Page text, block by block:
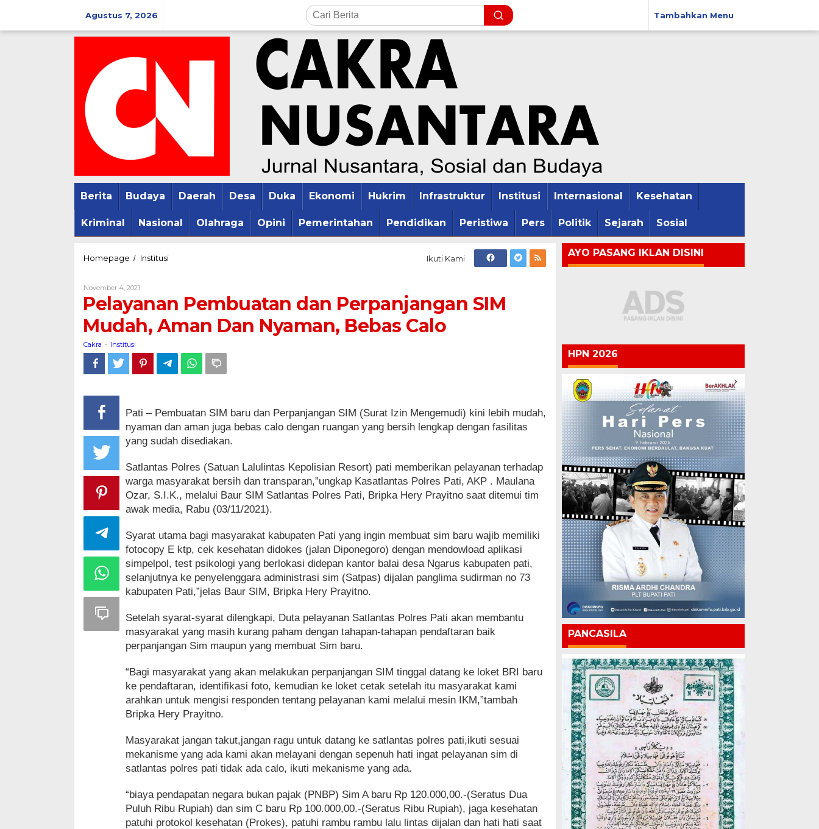
konten
Agustus 7, 2026 Tambahkan Menu
Berita Budaya Daerah Desa Duka Ekonomi Hukrim Infrastruktur Institusi Internasional Kesehatan
Kriminal Nasional Olahraga Opini Pemerintahan Pendidikan Peristiwa Pers Politik Sejarah Sosial
Homepage / InstitusiPelayanan
SIM
Aman
Nyaman,
Bebas
Ikuti Kami
November 4, 2021
Pelayanan Pembuatan dan Perpanjangan SIM
Mudah, Aman Dan Nyaman, Bebas Calo
Cakra - Institusi
Pati – Pembuatan SIM baru dan Perpanjangan SIM (Surat Izin Mengemudi) kini lebih mudah,
nyaman dan aman juga bebas calo dengan ruangan yang bersih lengkap dengan fasilitas
yang sudah disediakan.
Satlantas Polres (Satuan Lalulintas Kepolisian Resort) pati memberikan pelayanan terhadap
warga masyarakat bersih dan transparan,”ungkap Kasatlantas Polres Pati, AKP . Maulana
Ozar, S.I.K., melalui Baur SIM Satlantas Polres Pati, Bripka Hery Prayitno saat ditemui tim
awak media, Rabu (03/11/2021).
Syarat utama bagi masyarakat kabupaten Pati yang ingin membuat sim baru wajib memiliki
fotocopy E ktp, cek kesehatan didokes (jalan Diponegoro) dengan mendowload aplikasi
simpelpol, test psikologi yang berlokasi didepan kantor balai desa Ngarus kabupaten pati,
selanjutnya ke penyelenggara administrasi sim (Satpas) dijalan panglima sudirman no 73
kabupaten Pati,”jelas Baur SIM, Bripka Hery Prayitno.
Setelah syarat-syarat dilengkapi, Duta pelayanan Satlantas Polres Pati akan membantu
masyarakat yang masih kurang paham dengan tahapan-tahapan pendaftaran baik
perpanjangan Sim maupun yang membuat Sim baru.
“Bagi masyarakat yang akan melakukan perpanjangan SIM tinggal datang ke loket BRI baru
ke pendaftaran, identifikasi foto, kemudian ke loket cetak setelah itu masyarakat kami
arahkan untuk mengisi responden tentang pelayanan kami melalui mesin IKM,”tambah
Bripka Hery Prayitno.
Masyarakat jangan takut,jangan ragu untuk datang ke satlantas polres pati,ikuti sesuai
mekanisme yang ada kami akan melayani dengan sepenuh hati ingat pelayanan sim di
satlantas polres pati tidak ada calo, ikuti mekanisme yang ada.
“biaya pendapatan negara bukan pajak (PNBP) Sim A baru Rp 120.000,00.-(Seratus Dua
Puluh Ribu Rupiah) dan sim C baru Rp 100.000,00.-(Seratus Ribu Rupiah), jaga kesehatan
patuhi protokol kesehatan (Prokes), patuhi rambu rambu lalu lintas dijalan dan hati hati saat
AYO PASANG IKLAN DISINI
HPN 2026
PANCASILA